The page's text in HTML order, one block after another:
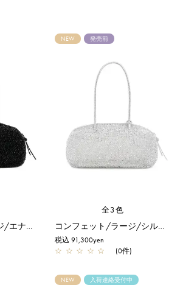
コンフェット/ラージ/エナメルブラック
NEW 発売前
全3色
コンフェット/ラージ/シルバー
税込 91,300yen
☆ ☆ ☆ ☆ ☆ (0件)
NEW
入荷連絡受付中